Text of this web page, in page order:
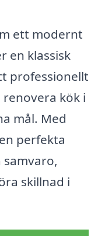
ett modernt
en klassisk
professionellt
kök i
mål. Med
perfekta
skillnad i